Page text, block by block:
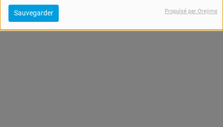
Sauvegarder Propulsé par Orejime